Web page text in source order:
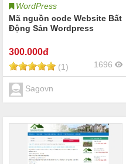
WordPress
Mã nguồn code Website Bất
Động Sản Wordpress
300.000đ
(1) 1696
Sagovn